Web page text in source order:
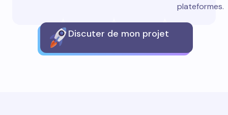
plateformes.
Discuter de mon projet